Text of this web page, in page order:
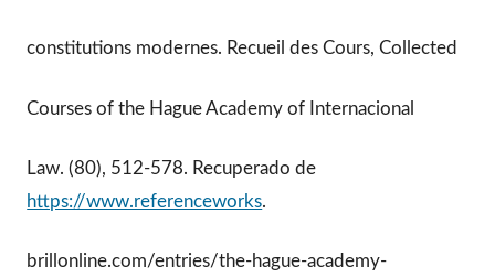
constitutions modernes. Recueil des Cours, Collected
Courses of the Hague Academy of Internacional
Law. (80), 512-578. Recuperado de
https://www.referenceworks.
brillonline.com/entries/the-hague-academy-